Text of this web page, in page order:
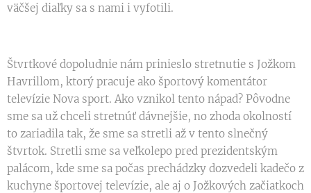
väčšej diaľky sa s nami i vyfotili.
Štvrtkové dopoludnie nám prinieslo stretnutie s Jožkom
Havrillom, ktorý pracuje ako športový komentátor
televízie Nova sport. Ako vznikol tento nápad? Pôvodne
sme sa už chceli stretnúť dávnejšie, no zhoda okolností
to zariadila tak, že sme sa stretli až v tento slnečný
štvrtok. Stretli sme sa veľkolepo pred prezidentským
palácom, kde sme sa počas prechádzky dozvedeli kadečo z
kuchyne športovej televízie, ale aj o Jožkových začiatkoch